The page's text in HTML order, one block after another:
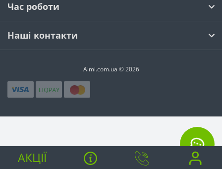
Час роботи
Наші контакти
Almi.com.ua © 2026
АКЦІЇ